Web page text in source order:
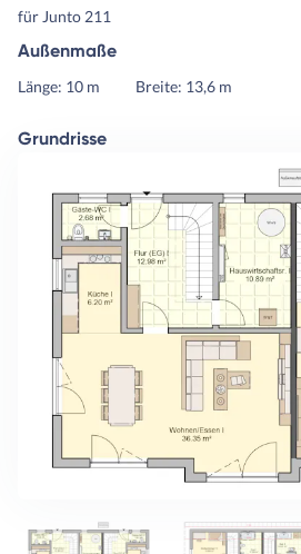
für Junto 211
Außenmaße
Länge: 10 m Breite: 13,6 m
Grundrisse